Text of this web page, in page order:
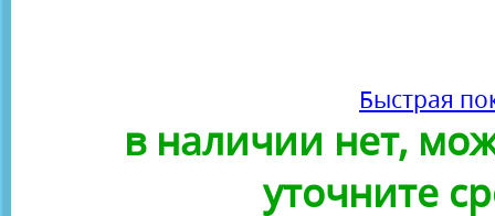
Быстрая
в наличии нет,
уточните